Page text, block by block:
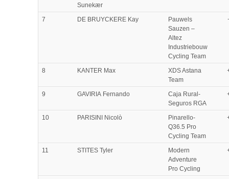
Sunekær
7 DE BRUYCKERE Kay
Pauwels
Sauzen –
Altez
Industriebouw
Cycling Team
8 KANTER Max
XDS Astana
Team
9 GAVIRIA Fernando
Caja Rural-
Seguros RGA
10 PARISINI Nicolò
Pinarello-
Q36.5 Pro
Cycling Team
11 STITES Tyler
Modern
Adventure
Pro Cycling